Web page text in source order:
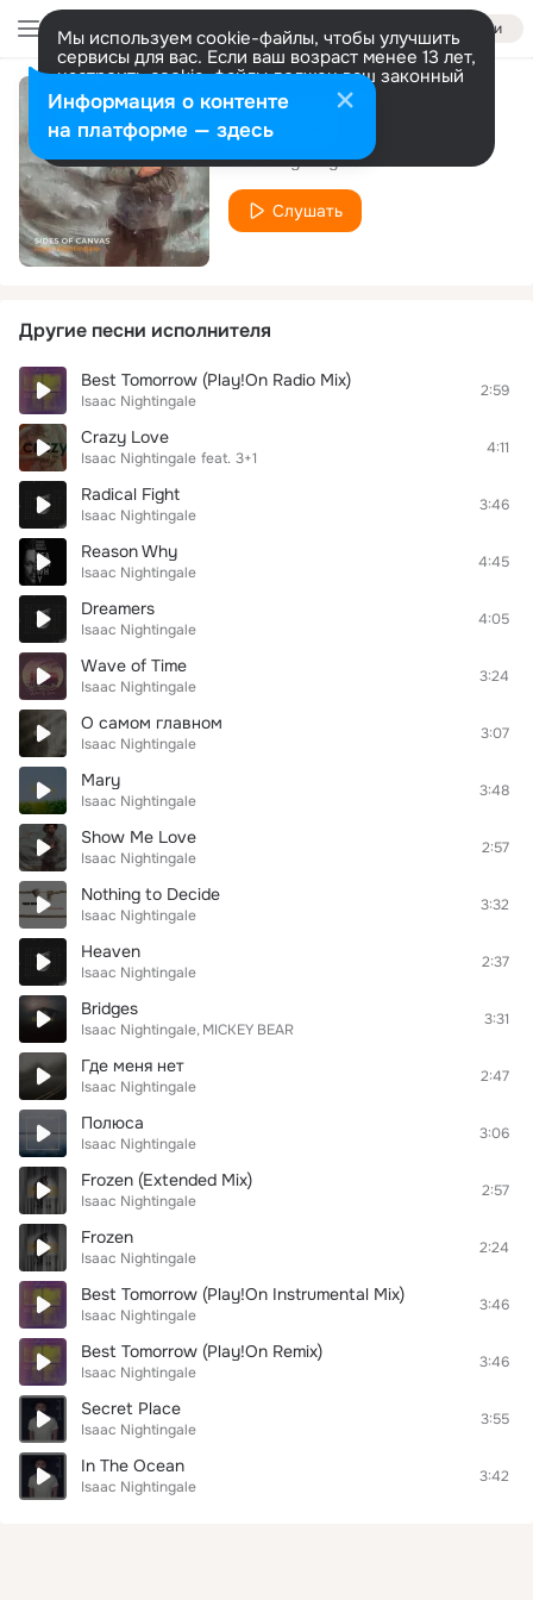
Войти
Мы используем cookie-файлы, чтобы улучшить
сервисы для вас. Если ваш возраст менее 13 лет,
настроить cookie-файлы должен ваш законный
представитель. Больше информации
Разрешить все Настроить
Love Is Gone
Isaac Nightingale
Слушать
Другие песни исполнителя
Best Tomorrow (Play!On Radio Mix)
Isaac Nightingale
2:59
Crazy Love
Isaac Nightingale feat. 3+1
4:11
Radical Fight
Isaac Nightingale
3:46
Reason Why
Isaac Nightingale
4:45
Dreamers
Isaac Nightingale
4:05
Wave of Time
Isaac Nightingale
3:24
О самом главном
Isaac Nightingale
3:07
Mary
Isaac Nightingale
3:48
Show Me Love
Isaac Nightingale
2:57
Nothing to Decide
Isaac Nightingale
3:32
Heaven
Isaac Nightingale
2:37
Bridges
Isaac Nightingale MICKEY BEAR
3:31
Где меня нет
Isaac Nightingale
2:47
Полюса
Isaac Nightingale
3:06
Frozen (Extended Mix)
Isaac Nightingale
2:57
Frozen
Isaac Nightingale
2:24
Best Tomorrow (Play!On Instrumental Mix)
Isaac Nightingale
3:46
Best Tomorrow (Play!On Remix)
Isaac Nightingale
3:46
Secret Place
Isaac Nightingale
3:55
In The Ocean
Isaac Nightingale
3:42
Информация о контенте
на платформе — здесь